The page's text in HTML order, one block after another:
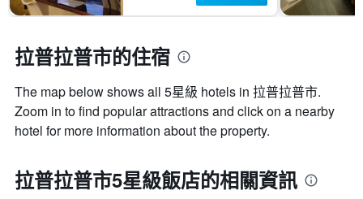
拉普拉普市的住宿
The map below shows all 5星級 hotels in 拉普拉普市.
Zoom in to find popular attractions and click on a nearby
hotel for more information about the property.
拉普拉普市5星級飯店的相關資訊